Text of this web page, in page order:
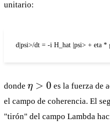
unitario:
d|psi>/dt = -i H_hat |psi> + eta *
donde \eta
> 0
η > 0 es la fuerza de
el campo de coherencia. El
"tirón" del campo Lambda